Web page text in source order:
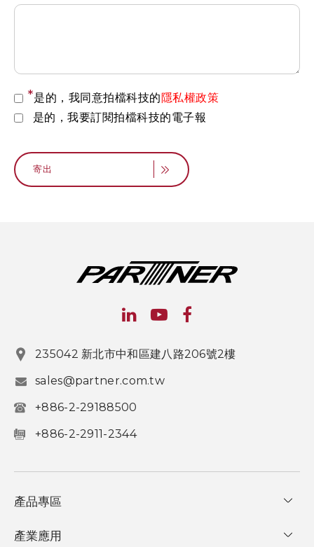
*是的，我同意拍檔科技的 隱私權政策
是的，我要訂閱拍檔科技的電子報
寄出
235042 新北市中和區建八路206號2樓
sales@partner.com.tw
+886-2-29188500
+886-2-2911-2344
產品專區
產業應用